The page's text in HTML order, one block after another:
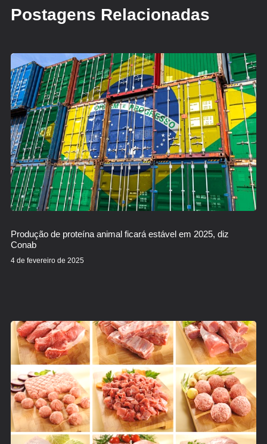
Postagens Relacionadas
Produção de proteína animal ficará estável em 2025, diz
Conab
4 de fevereiro de 2025